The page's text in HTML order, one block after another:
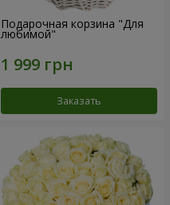
Подарочная корзина "Для
любимой"
Заказать